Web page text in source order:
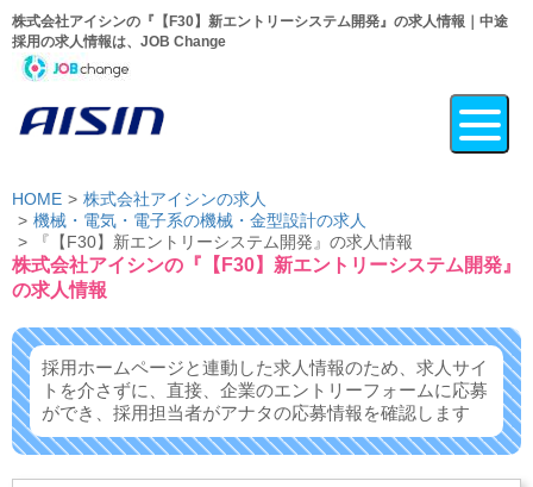
株式会社アイシンの『【F30】新エントリーシステム開発』の求人情報｜中途
採用の求人情報は、JOB Change
HOME
株式会社アイシンの求人
機械・電気・電子系の機械・金型設計の求人
『【F30】新エントリーシステム開発』の求人情報
株式会社アイシンの『【F30】新エントリーシステム開発』
の求人情報
採用ホームページと連動した求人情報のため、求人サイ
トを介さずに、 直接、企業のエントリーフォームに応募
ができ、 採用担当者がアナタの応募情報を確認します